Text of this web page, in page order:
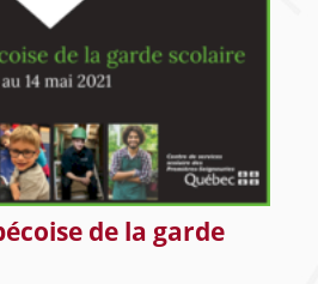
de la garde